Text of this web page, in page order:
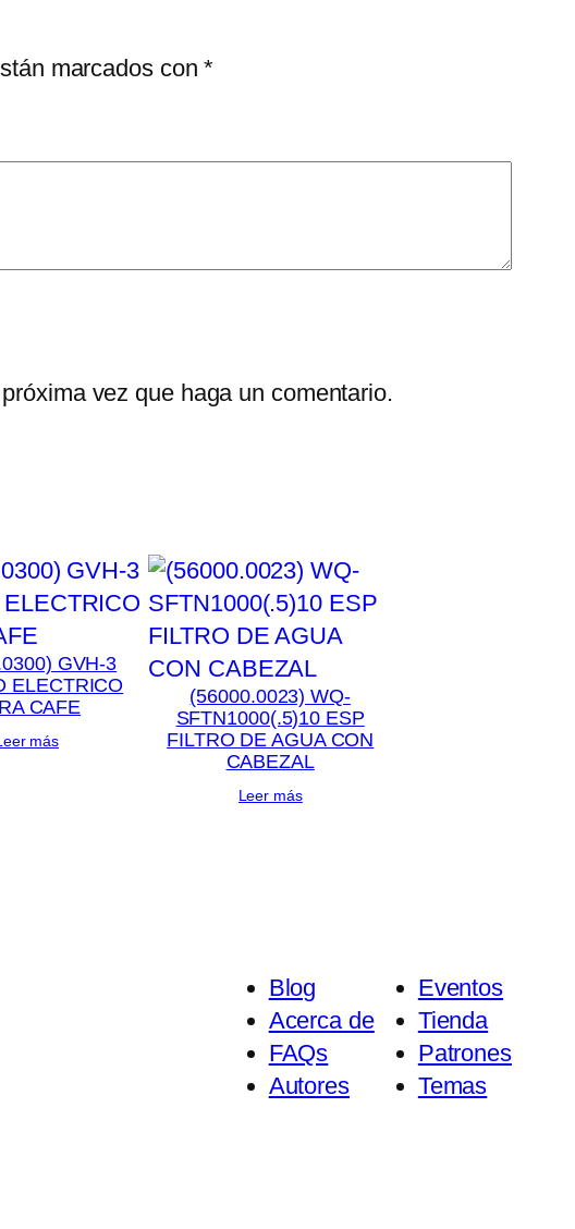
marcados con*
vez que haga un comentario.
GVH-3
ELECTRICO
CAFE
más
(56000.0023) WQ-
SFTN1000(.5)10 ESP
FILTRO DE AGUA CON
CABEZAL
Leer más
Blog
Acerca de
FAQs
Autores
Eventos
Tienda
Patrones
Temas